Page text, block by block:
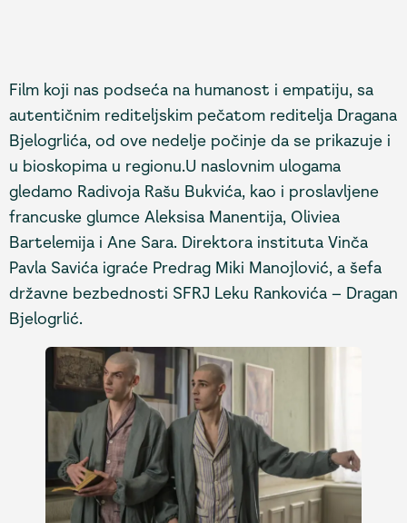
Film koji nas podseća na humanost i empatiju, sa
autentičnim rediteljskim pečatom reditelja Dragana
Bjelogrlića, od ove nedelje počinje da se prikazuje i
u bioskopima u regionu.U naslovnim ulogama
gledamo Radivoja Rašu Bukvića, kao i proslavljene
francuske glumce Aleksisa Manentija, Oliviea
Bartelemija i Ane Sara. Direktora instituta Vinča
Pavla Savića igraće Predrag Miki Manojlović, a šefa
državne bezbednosti SFRJ Leku Rankovića – Dragan
Bjelogrlić.